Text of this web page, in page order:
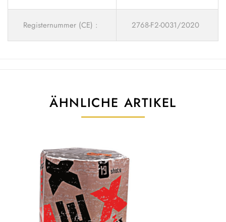
Registernummer (CE) : 2768-F2-0031/2020
ÄHNLICHE ARTIKEL